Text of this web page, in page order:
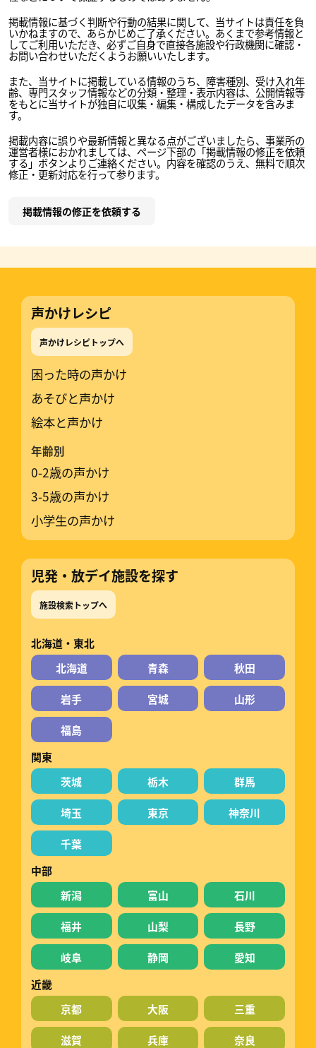
掲載情報に基づく判断や行動の結果に関して、当サイトは責任を負
いかねますので、あらかじめご了承ください。あくまで参考情報と
してご利用いただき、必ずご自身で直接各施設や行政機関に確認・
お問い合わせいただくようお願いいたします。
また、当サイトに掲載している情報のうち、障害種別、受け入れ年
齢、専門スタッフ情報などの分類・整理・表示内容は、公開情報等
をもとに当サイトが独自に収集・編集・構成したデータを含みま
す。
掲載内容に誤りや最新情報と異なる点がございましたら、事業所の
運営者様におかれましては、ページ下部の「掲載情報の修正を依頼
する」ボタンよりご連絡ください。内容を確認のうえ、無料で順次
修正・更新対応を行って参ります。
掲載情報の修正を依頼する
声かけレシピ
声かけレシピトップへ
困った時の声かけ
あそびと声かけ
絵本と声かけ
年齢別
0-2歳の声かけ
3-5歳の声かけ
小学生の声かけ
児発・放デイ施設を探す
施設検索トップへ
北海道・東北
北海道
青森 秋田
岩手 宮城 山形
福島
関東
茨城
栃木 群馬
埼玉 東京 神奈川
千葉
中部
新潟
富山 石川
福井 山梨 長野
岐阜 静岡
愛知
近畿
京都
大阪 三重
滋賀 兵庫 奈良